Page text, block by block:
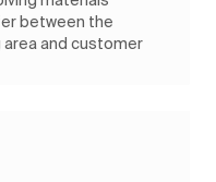
between the
and customer